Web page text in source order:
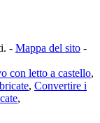
- Mappa del sito -
con letto a castello,
, Convertire i
,